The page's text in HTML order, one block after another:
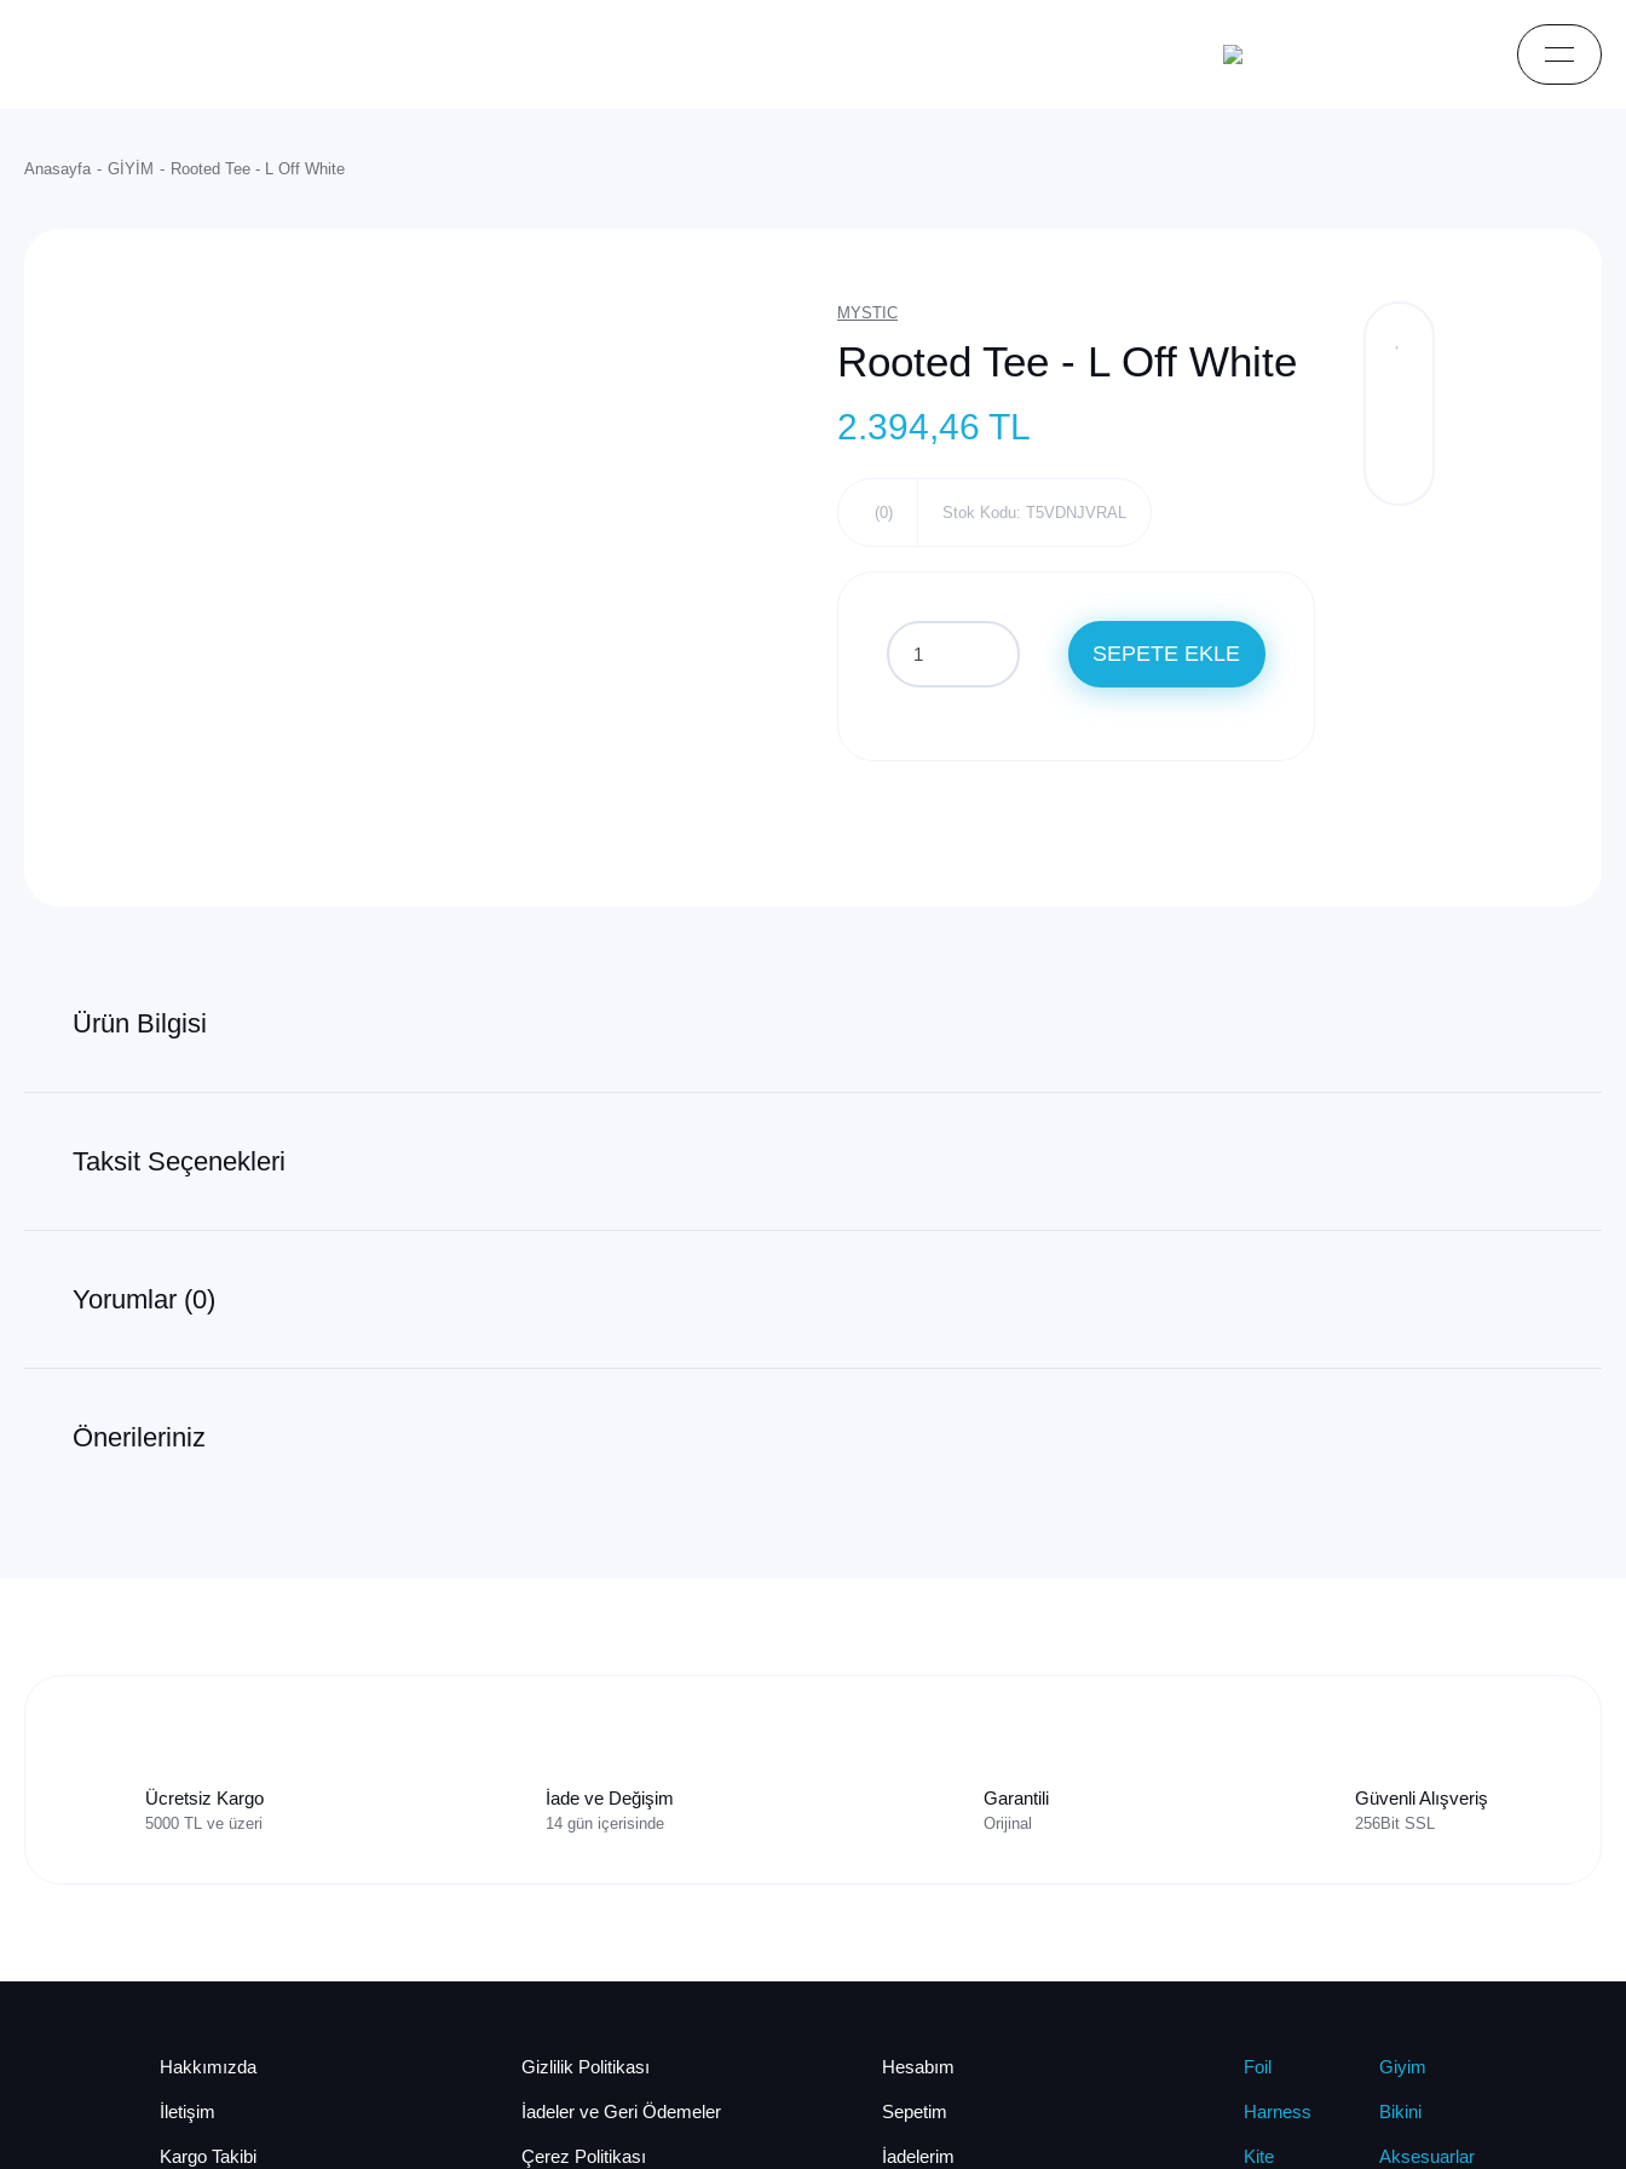
Anasayfa GİYİM Rooted Tee - L Off White
MYSTIC
Rooted Tee - L Off White
2.394,46 TL
(0) Stok Kodu: T5VDNJVRAL
SEPETE EKLE
Ürün Bilgisi
Taksit Seçenekleri
Yorumlar (0)
Önerileriniz
Ücretsiz Kargo
5000 TL ve üzeri
İade ve Değişim
14 gün içerisinde
Garantili
Orijinal
Güvenli Alışveriş
256Bit SSL
Hakkımızda
İletişim
Kargo Takibi
Gizlilik Politikası
İadeler ve Geri Ödemeler
Çerez Politikası
Hesabım
Sepetim
İadelerim
Foil
Harness
Kite
Giyim
Bikini
Aksesuarlar